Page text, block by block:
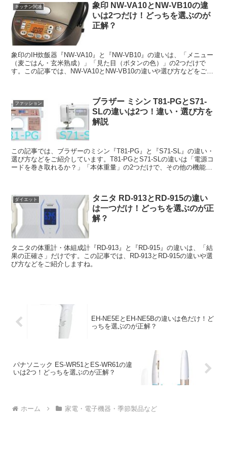
キッチン関連
象印 NW-VA10とNW-VB10の違
いは2つだけ！どっちを選ぶのが
正解？
象印のIH炊飯器『NW-VA10』と『NW-VB10』の違いは、「メニュー
（麦ごはん・玄米熟成）」「見た目（ボタンの色）」の2つだけで
す。この記事では、NW-VA10とNW-VB10の違いや選び方などをご紹
ファッション
ブラザー ミシン T81-PGとS71-
SLの違いは2つ！違い・選び方を
解説
この記事では、ブラザーのミシン『T81-PG』と『S71-SL』の違い・
選び方などをご紹介しています。T81-PGとS71-SLの違いは「電源コ
ードを巻き取れるか？」「本体重量」の2つだけで、その他の機能・
ダイエット
タニタ RD-913とRD-915の違い
は一つだけ！どっちを選ぶのが正
解？
タニタの体重計・体組成計『RD-913』と『RD-915』の違いは、「結
果の正確さ」だけです。この記事では、RD-913とRD-915の違いや選
び方などをご紹介しますね。
EH-NE5EとEH-NE5Bの違いは色だけ！ど
っちを選ぶのが正解？
パナソニック ES-WR51とES-WR61の違
いは2つ！どっちを選ぶのが正解？
ホーム 家電・電子機器・季節製品など